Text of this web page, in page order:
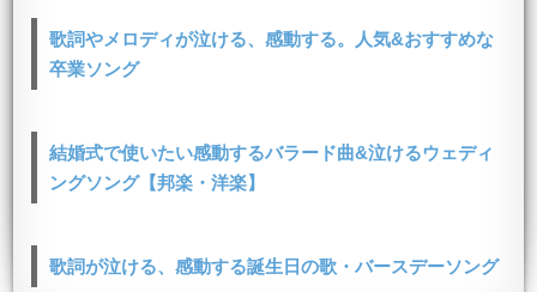
歌詞やメロディが泣ける、感動する。人気&おすすめな
卒業ソング
結婚式で使いたい感動するバラード曲&泣けるウェディ
ングソング【邦楽・洋楽】
歌詞が泣ける、感動する誕生日の歌・バースデーソング